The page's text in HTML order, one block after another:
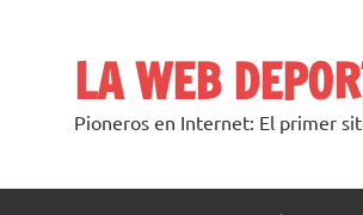
LA WEB
Pioneros en Internet: El primer